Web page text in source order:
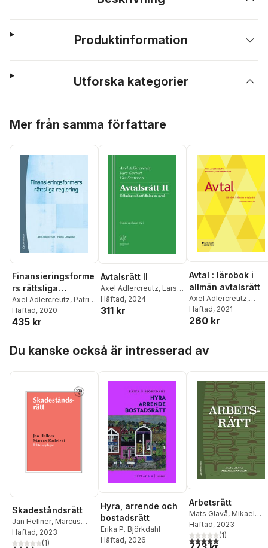
Produktinformation
Utforska kategorier
Mer från samma författare
Finansieringsforme
rs rättsliga
reglering
Axel Adlercreutz, Patrik
Lindskoug
Häftad, 2020
435 kr
Avtalsrätt II
Axel Adlercreutz, Lars
Gorton, Ola Svensson
Häftad, 2024
311 kr
Avtal : lärobok i
allmän avtalsrätt
Axel Adlercreutz,
Bernard Johann
Häftad, 2021
260 kr
Du kanske också är intresserad av
Skadeståndsrätt
Jan Hellner, Marcus
Radetzki
Häftad, 2023
(1)
Hyra, arrende och
bostadsrätt
Erika P. Björkdahl
Häftad, 2026
Arbetsrätt
Mats Glavå, Mikael
Hansson
Häftad, 2023
5,0utav 5 stjärnor.
(1)